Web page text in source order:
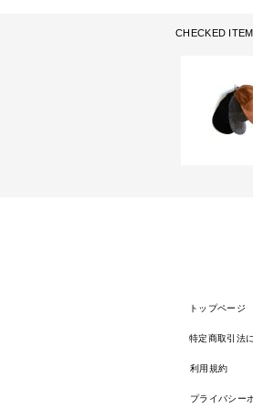
CHECKED ITEM
トップページ
特定商取引法
利用規約
プライバシー